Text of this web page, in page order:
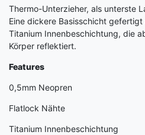
Thermo-Unterzieher, als unterste
Eine dickere Basisschicht
Titanium Innenbeschichtung, die
Körper reflektiert.
Features
0,5mm Neopren
Flatlock Nähte
Titanium Innenbeschichtung